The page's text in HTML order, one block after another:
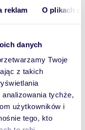
reklam O plikach
danych
Twoje
z takich
tychże,
użytkowników i
tego, kto
17 626zł/m2